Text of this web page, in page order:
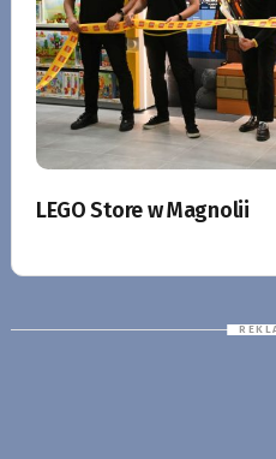
LEGO Store w Magnolii